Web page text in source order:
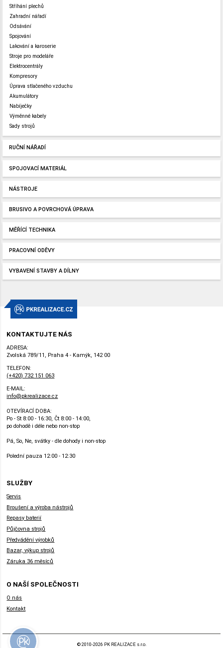
Stříhání plechů
Zahradní nářadí
Odsávání
Spojování
Lakování a karoserie
Stroje pro modeláře
Elektrocentrály
Kompresory
Úprava stlačeného vzduchu
Akumulátory
Nabíječky
Výměnné kabely
Sady strojů
RUČNÍ NÁŘADÍ
SPOJOVACÍ MATERIÁL
NÁSTROJE
BRUSIVO A POVRCHOVÁ ÚPRAVA
MĚŘÍCÍ TECHNIKA
PRACOVNÍ ODĚVY
VYBAVENÍ STAVBY A DÍLNY
KONTAKTUJTE NÁS
ADRESA:
Zvolská 789/11, Praha 4 - Kamýk, 142 00
TELEFON:
(+420) 732 151 063
E-MAIL:
info@pkrealizace.cz
OTEVÍRACÍ DOBA:
Po - St 8:00 - 16:30, Čt 8:00 - 14:00,
po dohodě i déle nebo non-stop
Pá, So, Ne, svátky - dle dohody i non-stop
Polední pauza 12:00 - 12:30
SLUŽBY
Servis
Broušení a výroba nástrojů
Repasy baterií
Půjčovna strojů
Předvádění výrobků
Bazar, výkup strojů
Záruka 36 měsíců
O NAŠÍ SPOLEČNOSTI
O nás
Kontakt
© 2010-2026 PK REALIZACE s.r.o.